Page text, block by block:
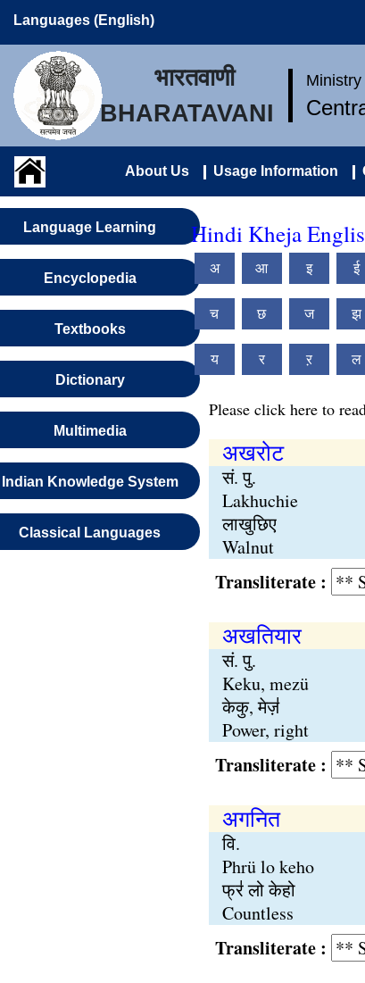
Languages (English)
भारतवाणी
BHARATAVANI
About Us Usage Information
Language Learning
Encyclopedia
Textbooks
Dictionary
Multimedia
Indian Knowledge System
Classical Languages
Hindi Kheja
अ आ इ ई
च छ ज झ
य र ऱ ल
Please click here to
अखरोट
सं. पु.
Lakhuchie
लाखुछिए
Walnut
Transliterate :
अखतियार
सं. पु.
Keku, mezü
केकु, मेज़॑
Power, right
Transliterate :
अगनित
वि.
Phrü lo keho
फ्र॑ लो केहो
Countless
Transliterate :